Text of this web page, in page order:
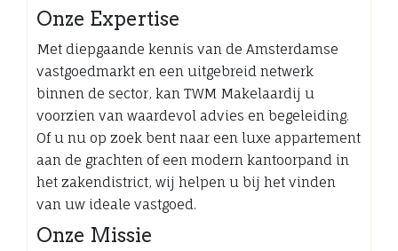
Onze Expertise
Met diepgaande kennis van de Amsterdamse
vastgoedmarkt en een uitgebreid netwerk
binnen de sector, kan TWM Makelaardij u
voorzien van waardevol advies en begeleiding.
Of u nu op zoek bent naar een luxe appartement
aan de grachten of een modern kantoorpand in
het zakendistrict, wij helpen u bij het vinden
van uw ideale vastgoed.
Onze Missie